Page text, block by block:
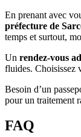
En prenant avec
préfecture de
temps et surtout,
Un rendez-vous
fluides. Choisissez
Besoin d’un
pour un traitement
FAQ